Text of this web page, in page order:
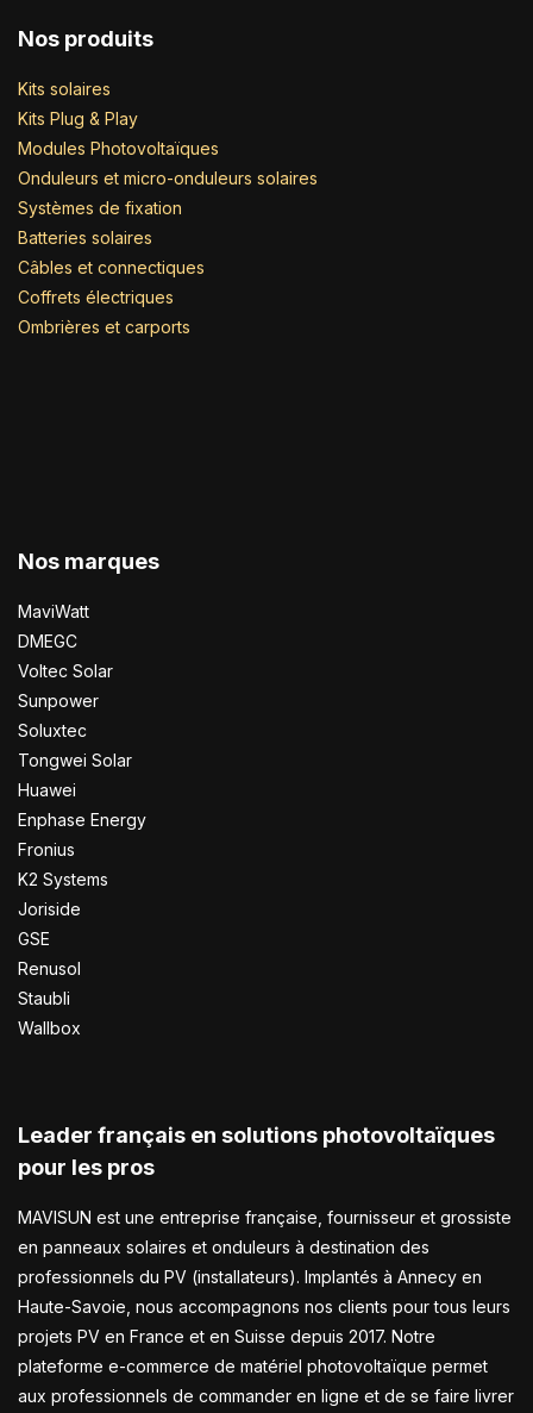
Nos produits
Kits solaires
Kits Plug & Play
Modules Photovoltaïques
Onduleurs et micro-onduleurs solaires
Systèmes de fixation
Batteries solaires
Câbles et connectiques
Coffrets électriques
Ombrières et carports
Nos marques
MaviWatt
DMEGC
Voltec Solar
Sunpower
Soluxtec
Tongwei Solar
Huawei
Enphase Energy
Fronius
K2 Systems
Joriside
GSE
Renusol
Staubli
Wallbox
Leader français en solutions photovoltaïques
pour les pros
MAVISUN est une entreprise française, fournisseur et grossiste
en panneaux solaires et onduleurs à destination des
professionnels du PV (installateurs). Implantés à Annecy en
Haute-Savoie, nous accompagnons nos clients pour tous leurs
projets PV en France et en Suisse depuis 2017. Notre
plateforme e-commerce de matériel photovoltaïque permet
aux professionnels de commander en ligne et de se faire livrer